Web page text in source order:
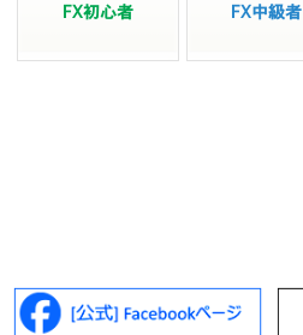
FX初心者 FX中級者